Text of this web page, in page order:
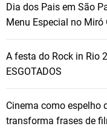
Dia dos Pais em São
Menu Especial no Miró
A festa do Rock in Rio
ESGOTADOS
Cinema como espelho
transforma frases de